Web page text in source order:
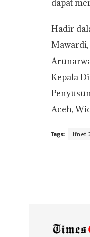
dapat
Hadir
Kepala
Aceh,
Tags: Ifnet